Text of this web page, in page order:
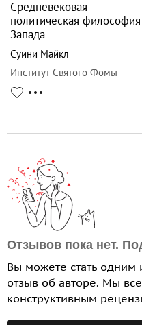
Средневековая
политическая философия
Запада
Суини Майкл
Институт Святого Фомы
Отзывов пока нет.
Вы можете стать одним
отзыв об авторе. Мы
конструктивным